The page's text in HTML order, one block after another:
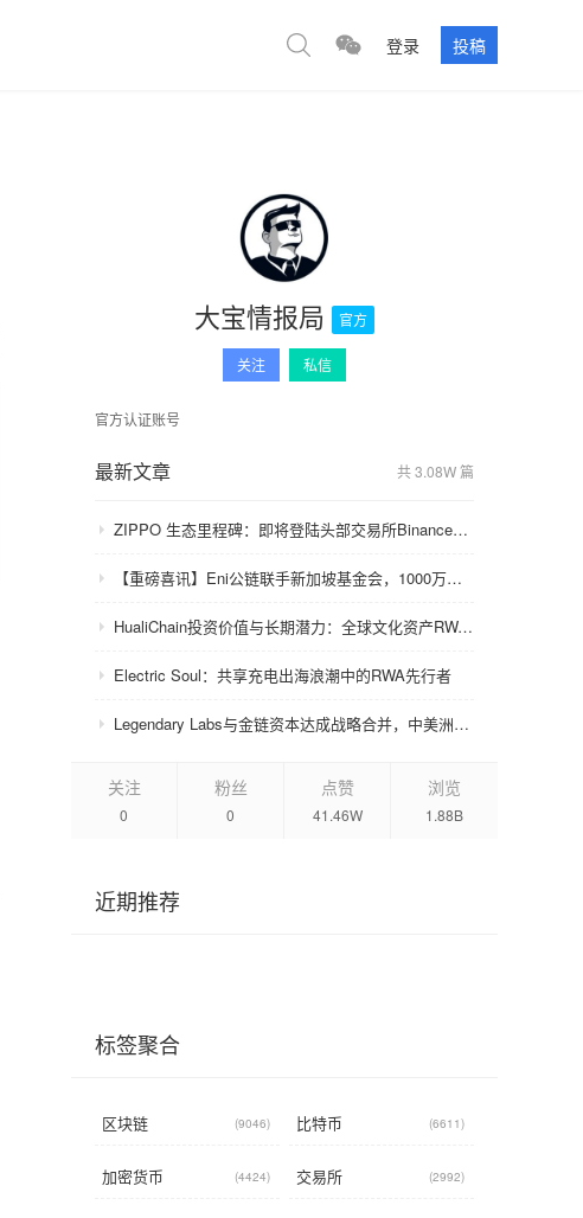
登录 投稿
大宝情报局 官方
关注 私信
官方认证账号
最新文章 共 3.08W 篇
ZIPPO 生态里程碑：即将登陆头部交易所Binance，GameFi 与通缩模型开启价值飞轮
【重磅喜讯】Eni公链联手新加坡基金会，1000万美金赋能众环CRC！
HualiChain投资价值与长期潜力：全球文化资产RWA赛道的基础设施级机会正在形成
Electric Soul：共享充电出海浪潮中的RWA先行者
Legendary Labs与金链资本达成战略合并，中美洲牌照加持助力生态升级
关注
0
粉丝
0
点赞
41.46W
浏览
1.88B
近期推荐
标签聚合
区块链 (9046) 比特币 (6611)
加密货币 (4424) 交易所 (2992)